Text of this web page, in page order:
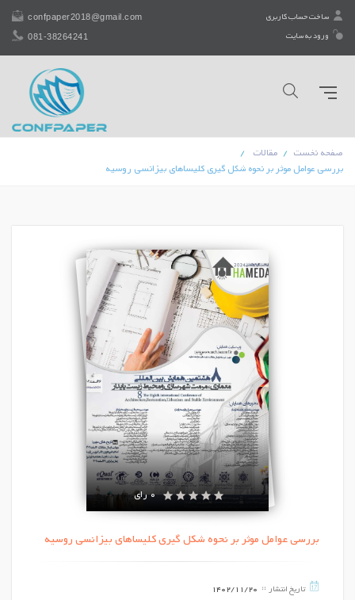
ساخت حساب کاربری
ورود به سایت
confpaper2018@gmail.com
081-38264241
صفحه نخست
مقالات
بررسی عوامل موثر بر نحوه شکل گیری کلیساهای بیزانسی روسیه
0 رای
بررسی عوامل موثر بر نحوه شکل گیری کلیساهای بیزانسی روسیه
تاریخ انتشار 1402/11/20